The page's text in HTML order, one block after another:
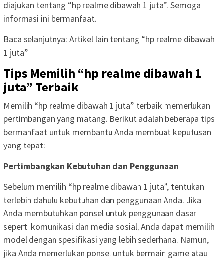
diajukan tentang “hp realme dibawah 1 juta”. Semoga
informasi ini bermanfaat.
Baca selanjutnya: Artikel lain tentang “hp realme dibawah
1 juta”
Tips Memilih “hp realme dibawah 1
juta” Terbaik
Memilih “hp realme dibawah 1 juta” terbaik memerlukan
pertimbangan yang matang. Berikut adalah beberapa tips
bermanfaat untuk membantu Anda membuat keputusan
yang tepat:
Pertimbangkan Kebutuhan dan Penggunaan
Sebelum memilih “hp realme dibawah 1 juta”, tentukan
terlebih dahulu kebutuhan dan penggunaan Anda. Jika
Anda membutuhkan ponsel untuk penggunaan dasar
seperti komunikasi dan media sosial, Anda dapat memilih
model dengan spesifikasi yang lebih sederhana. Namun,
jika Anda memerlukan ponsel untuk bermain game atau